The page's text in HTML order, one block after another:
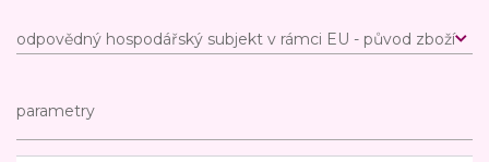
odpovědný hospodářský subjekt v rámci EU - původ zboží
parametry